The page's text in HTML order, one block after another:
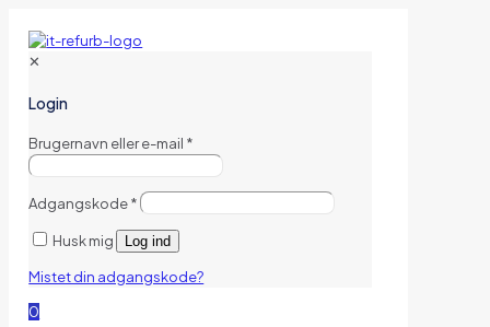
✕
Login
Brugernavn eller e-mail *
Adgangskode*
Husk mig Log ind
Mistet din adgangskode?
0